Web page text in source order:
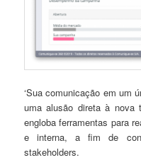
‘Sua comunicação em um
uma alusão direta à nova
engloba ferramentas para
e interna, a fim de
stakeholders.